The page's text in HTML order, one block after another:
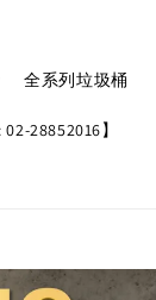
全系列垃圾桶
28852016】